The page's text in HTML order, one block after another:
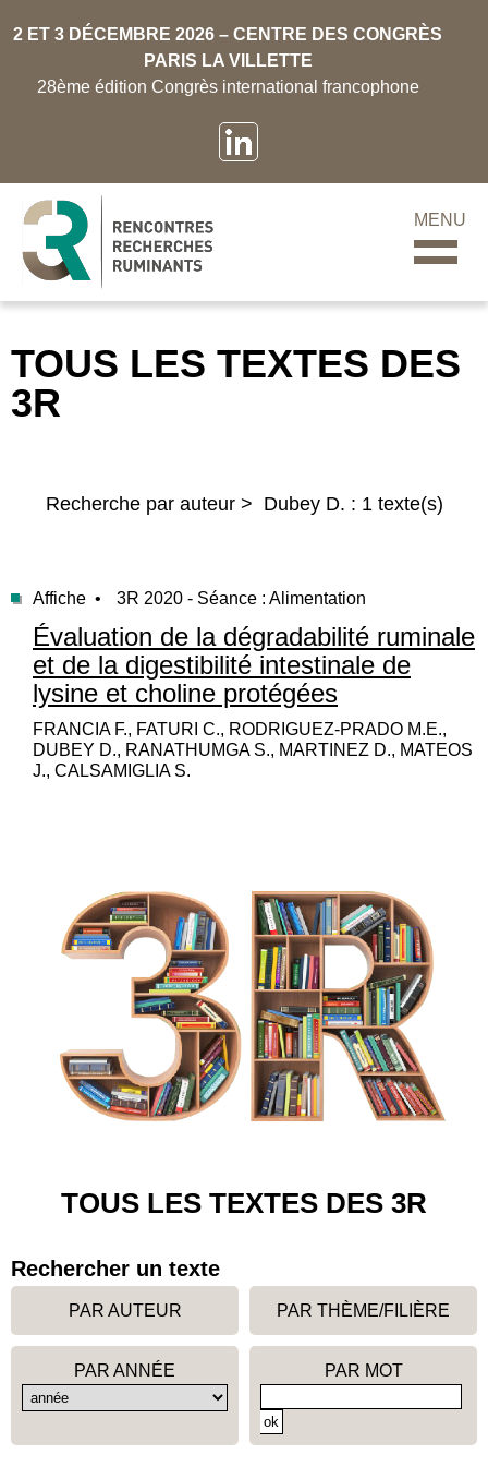
2 ET 3 DÉCEMBRE 2026 – CENTRE DES CONGRÈS
PARIS LA VILLETTE
28ème édition Congrès international francophone
MENU
TOUS LES TEXTES DES
3R
Recherche par auteur > Dubey D. : 1 texte(s)
Affiche • 3R 2020 - Séance : Alimentation
Évaluation de la dégradabilité ruminale
et de la digestibilité intestinale de
lysine et choline protégées
FRANCIA F., FATURI C., RODRIGUEZ-PRADO M.E.,
DUBEY D., RANATHUMGA S., MARTINEZ D., MATEOS
J., CALSAMIGLIA S.
TOUS LES TEXTES DES 3R
Rechercher un texte
PAR AUTEUR PAR THÈME/FILIÈRE
PAR ANNÉE PAR MOT